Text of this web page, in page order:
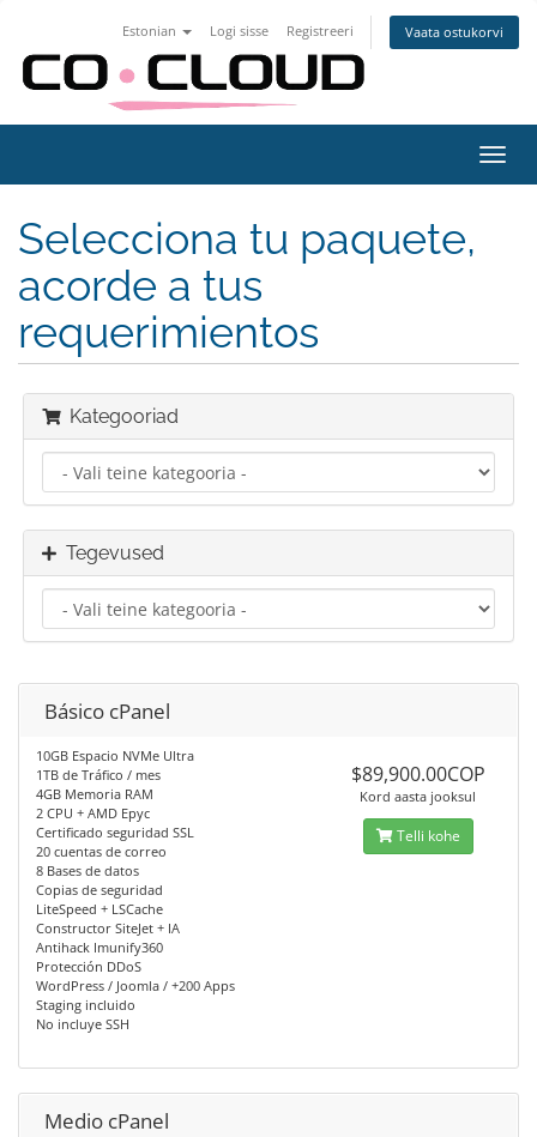
Estonian Logi sisse Registreeri Vaata ostukorvi
Selecciona tu paquete,
acorde a tus
requerimientos
Kategooriad
Tegevused
Básico cPanel
10GB Espacio NVMe Ultra
1TB de Tráfico / mes
4GB Memoria RAM
2 CPU + AMD Epyc
Certificado seguridad SSL
20 cuentas de correo
8 Bases de datos
Copias de seguridad
LiteSpeed + LSCache
Constructor SiteJet + IA
Antihack Imunify360
Protección DDoS
WordPress / Joomla / +200 Apps
Staging incluido
No incluye SSH
$89,900.00COP
Kord aasta jooksul
Telli kohe
Medio cPanel